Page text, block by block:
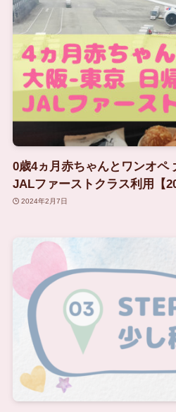
0歳4ヵ月赤ちゃんとワンオペ
JALファーストクラス利用【
2024年2月7日